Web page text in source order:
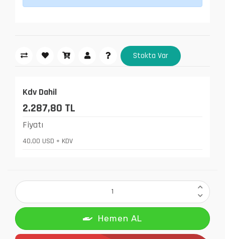
Stokta Var
Kdv Dahil
2.287,80 TL
Fiyatı
40,00 USD + KDV
Hemen AL